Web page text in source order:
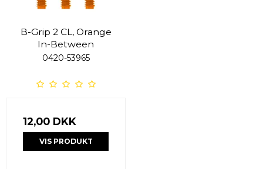
B-Grip 2 CL, Orange
In-Between
0420-53965
12,00 DKK
VIS PRODUKT